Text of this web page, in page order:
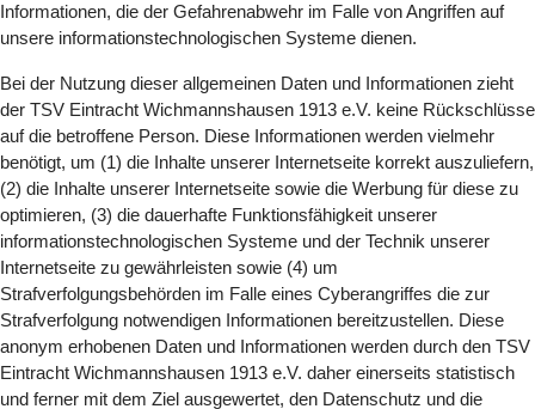
Informationen, die der Gefahrenabwehr im Falle von Angriffen auf
unsere informationstechnologischen Systeme dienen.
Bei der Nutzung dieser allgemeinen Daten und Informationen zieht
der TSV Eintracht Wichmannshausen 1913 e.V. keine Rückschlüsse
auf die betroffene Person. Diese Informationen werden vielmehr
benötigt, um (1) die Inhalte unserer Internetseite korrekt auszuliefern,
(2) die Inhalte unserer Internetseite sowie die Werbung für diese zu
optimieren, (3) die dauerhafte Funktionsfähigkeit unserer
informationstechnologischen Systeme und der Technik unserer
Internetseite zu gewährleisten sowie (4) um
Strafverfolgungsbehörden im Falle eines Cyberangriffes die zur
Strafverfolgung notwendigen Informationen bereitzustellen. Diese
anonym erhobenen Daten und Informationen werden durch den TSV
Eintracht Wichmannshausen 1913 e.V. daher einerseits statistisch
und ferner mit dem Ziel ausgewertet, den Datenschutz und die